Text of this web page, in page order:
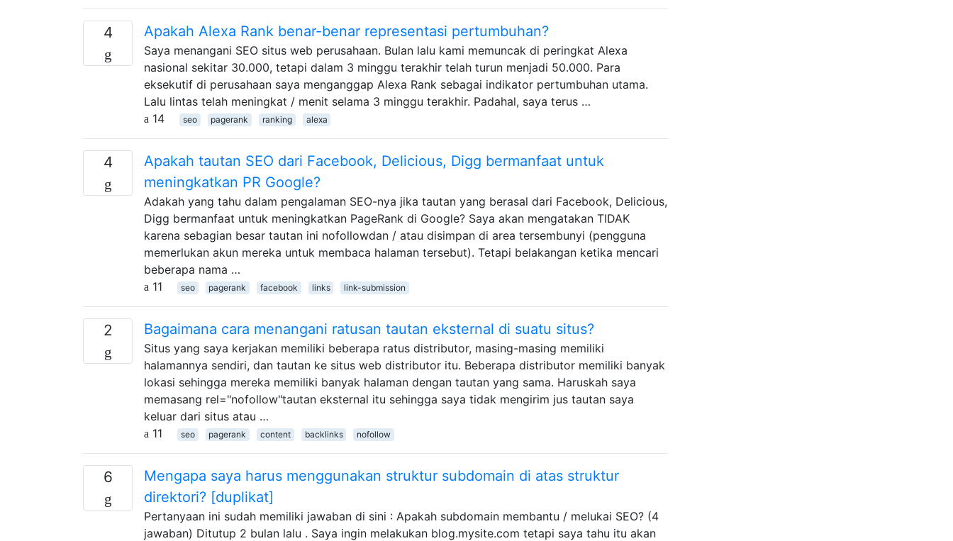
4 Apakah Alexa Rank benar-benar representasi pertumbuhan?
Saya menangani SEO situs web perusahaan. Bulan lalu kami memuncak di peringkat Alexa
nasional sekitar 30.000, tetapi dalam 3 minggu terakhir telah turun menjadi 50.000. Para
eksekutif di perusahaan saya menganggap Alexa Rank sebagai indikator pertumbuhan utama.
Lalu lintas telah meningkat / menit selama 3 minggu terakhir. Padahal, saya terus …
14
seo pagerank ranking alexa
4
Apakah tautan SEO dari Facebook, Delicious, Digg bermanfaat untuk
meningkatkan PR Google?
Adakah yang tahu dalam pengalaman SEO-nya jika tautan yang berasal dari Facebook, Delicious,
Digg bermanfaat untuk meningkatkan PageRank di Google? Saya akan mengatakan TIDAK
karena sebagian besar tautan ini nofollowdan / atau disimpan di area tersembunyi (pengguna
memerlukan akun mereka untuk membaca halaman tersebut). Tetapi belakangan ketika mencari
beberapa nama …
11
seo pagerank facebook links link-submission
2 Bagaimana cara menangani ratusan tautan eksternal di suatu situs?
Situs yang saya kerjakan memiliki beberapa ratus distributor, masing-masing memiliki
halamannya sendiri, dan tautan ke situs web distributor itu. Beberapa distributor memiliki banyak
lokasi sehingga mereka memiliki banyak halaman dengan tautan yang sama. Haruskah saya
memasang rel="nofollow"tautan eksternal itu sehingga saya tidak mengirim jus tautan saya
keluar dari situs atau …
11
seo pagerank content backlinks nofollow
6
Mengapa saya harus menggunakan struktur subdomain di atas struktur
direktori? [duplikat]
Pertanyaan ini sudah memiliki jawaban di sini : Apakah subdomain membantu / melukai SEO? (4
jawaban) Ditutup 2 bulan lalu . Saya ingin melakukan blog.mysite.com tetapi saya tahu itu akan